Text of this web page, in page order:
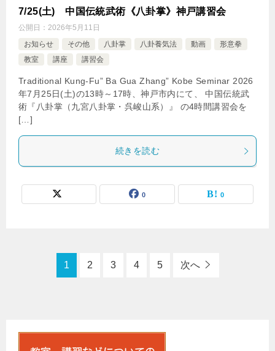
7/25(土) 中国伝統武術《八卦掌》神戸講習会
公開日： 2026年5月11日
お知らせ
その他 八卦掌 八卦養気法 動画
形意拳
教室
講座 講習会
Traditional Kung-Fu” Ba Gua Zhang” Kobe Seminar 2026
年7月25日(土)の13時～17時、神戸市内にて、 中国伝統武
術『八卦掌（九宮八卦掌・呉峻山系）』 の4時間講習会を
[…]
続きを読む
0 0
1 2 3 4 5 次へ